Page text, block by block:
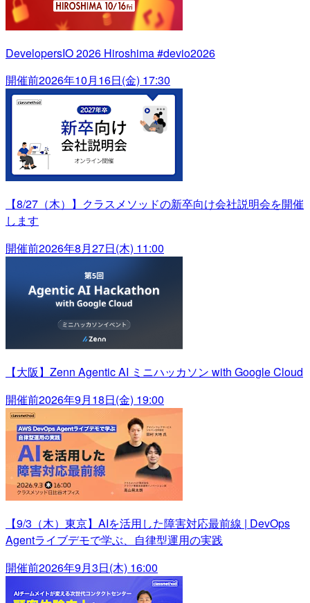
DevelopersIO 2026 Hiroshima #devio2026
開催前2026年10月16日(金) 17:30
【8/27（木）】クラスメソッドの新卒向け会社説明会を開催
します
開催前2026年8月27日(木) 11:00
【大阪】Zenn Agentic AI ミニハッカソン with Google Cloud
開催前2026年9月18日(金) 19:00
【9/3（木）東京】AIを活用した障害対応最前線 | DevOps
Agentライブデモで学ぶ、自律型運用の実践
開催前2026年9月3日(木) 16:00